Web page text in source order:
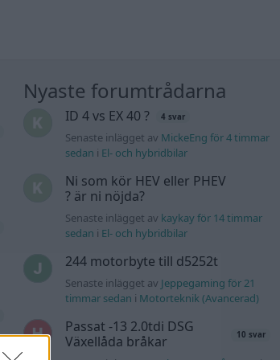
Nyaste forumtrådarna
ID 4 vs EX 40 ? 4 svar
Senaste inlägget av MickeEng för 4 timmar
sedan i El- och hybridbilar
Ni som kör HEV eller PHEV
? är ni nöjda?
Senaste inlägget av kaykay för 14 timmar
sedan i El- och hybridbilar
244 motorbyte till d5252t
Senaste inlägget av Jeppegaming för 21
timmar sedan i Motorteknik (Avancerad)
Passat -13 2.0tdi DSG
Växellåda bråkar
10 svar